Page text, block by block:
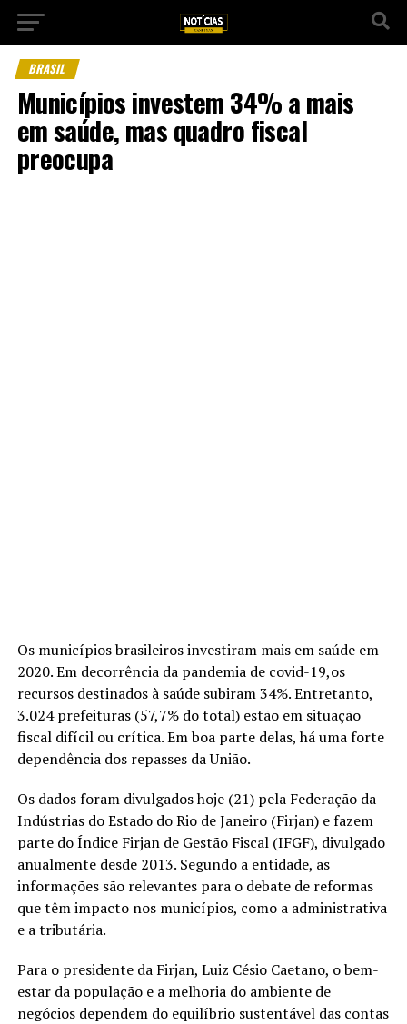
BRASIL
Municípios investem 34% a mais
em saúde, mas quadro fiscal
preocupa
Os municípios brasileiros investiram mais em saúde em
2020. Em decorrência da pandemia de covid-19,os
recursos destinados à saúde subiram 34%. Entretanto,
3.024 prefeituras (57,7% do total) estão em situação
fiscal difícil ou crítica. Em boa parte delas, há uma forte
dependência dos repasses da União.
Os dados foram divulgados hoje (21) pela Federação da
Indústrias do Estado do Rio de Janeiro (Firjan) e fazem
parte do Índice Firjan de Gestão Fiscal (IFGF), divulgado
anualmente desde 2013. Segundo a entidade, as
informações são relevantes para o debate de reformas
que têm impacto nos municípios, como a administrativa
e a tributária.
Para o presidente da Firjan, Luiz Césio Caetano, o bem-
estar da população e a melhoria do ambiente de
negócios dependem do equilíbrio sustentável das contas